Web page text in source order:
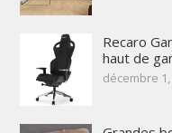
Recaro
haut de
décembre 1,